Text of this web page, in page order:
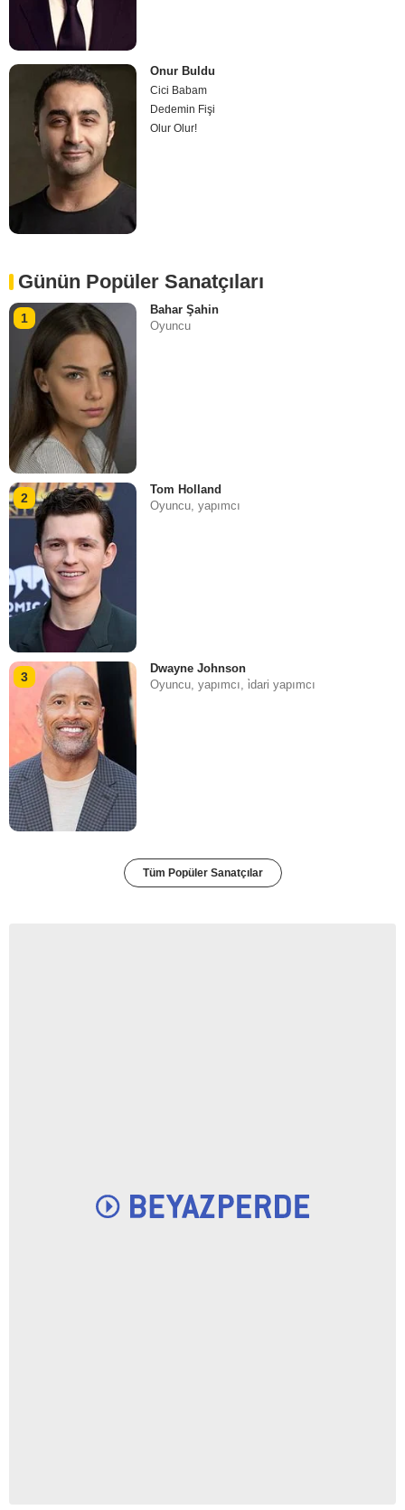
Onur Buldu
Cici Babam
Dedemin Fişi
Olur Olur!
Günün Popüler Sanatçıları
1
Bahar Şahin
Oyuncu
2
Tom Holland
Oyuncu, yapımcı
3
Dwayne Johnson
Oyuncu, yapımcı, i̇dari yapımcı
Tüm Popüler Sanatçılar